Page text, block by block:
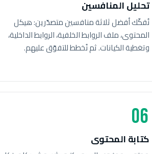
تحليل المنافسين
نُفكّك أفضل ثلاثة منافسين متصدّرين: هيكل
المحتوى، ملف الروابط الخلفية، الروابط الداخلية،
وتغطية الكيانات. ثم نُخطط للتفوّق عليهم.
06
كتابة المحتوى